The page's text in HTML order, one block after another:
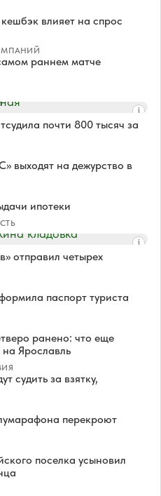
влияет на спрос
раннем матче
почти 800 тысяч за
выходят на дежурство в
ипотеки
отправил четырех
паспорт туриста
ранено: что еще
Ярославль
судить за взятку,
перекроют
поселка усыновил